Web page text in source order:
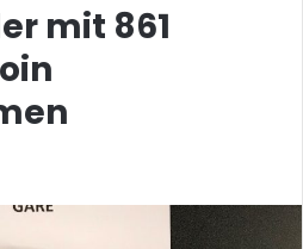
mit 861